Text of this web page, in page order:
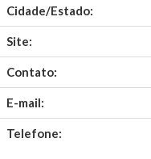
Cidade/Estado:
Site:
Contato:
E-mail:
Telefone: